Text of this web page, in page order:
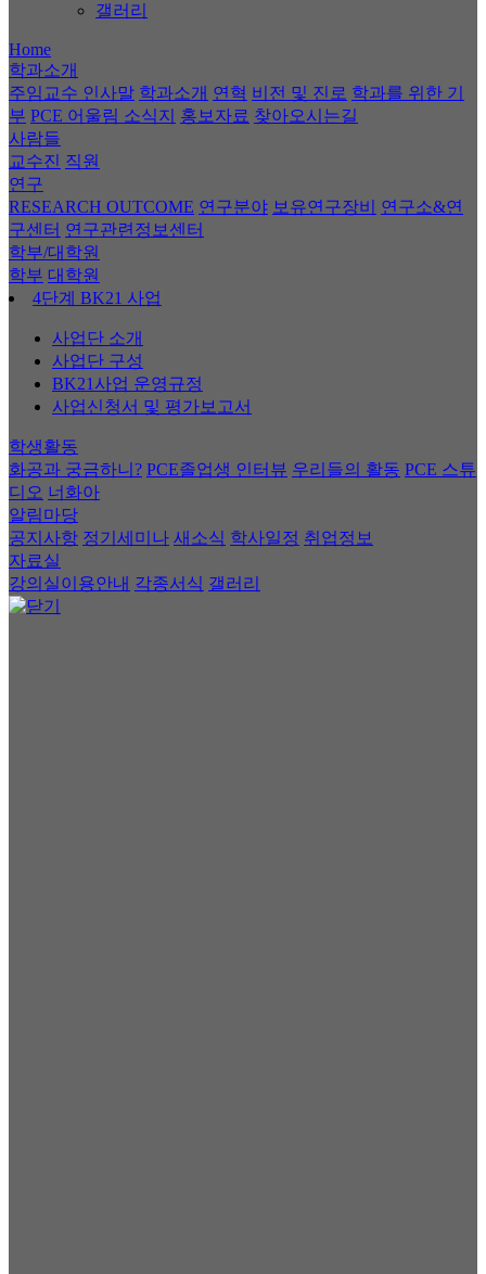
갤러리
Home
학과소개
주임교수 인사말 학과소개 연혁 비전 및 진로 학과를 위한 기
부 PCE 어울림 소식지 홍보자료 찾아오시는길
사람들
교수진 직원
연구
RESEARCH OUTCOME 연구분야 보유연구장비
연구소&연
구센터 연구관련정보센터
학부/대학원
학부 대학원
4단계 BK21 사업
사업단 소개
사업단 구성
BK21사업 운영규정
사업신청서 및 평가보고서
학생활동
화공과 궁금하니? PCE졸업생 인터뷰 우리들의 활동 PCE 스튜
디오 너화아
알림마당
공지사항 정기세미나 새소식 학사일정 취업정보
자료실
강의실이용안내 각종서식 갤러리